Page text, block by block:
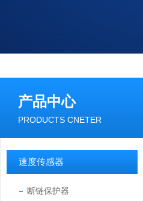
产品中心
PRODUCTS CNETER
速度传感器
断链保护器